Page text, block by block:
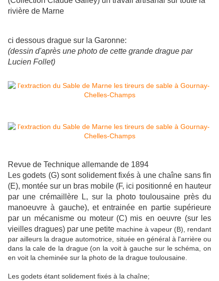
rivière de Marne
ci dessous drague sur la Garonne:
(dessin d'après une photo de cette grande drague par
Lucien Follet)
Revue de Technique allemande de 1894
Les godets (G) sont solidement fixés à une chaîne sans fin
(E), montée sur un bras mobile (F, ici positionné en hauteur
par une crémaillère L, sur la photo toulousaine près du
manoeuvre à gauche), et entrainée en partie supérieure
par un mécanisme ou moteur (C) mis en oeuvre (sur les
vieilles dragues) par une petite machine à vapeur (B), rendant
par ailleurs la drague automotrice, située en général à l'arrière ou
dans la cale de la drague (on la voit à gauche sur le schéma, on
en voit la cheminée sur la photo de la drague toulousaine.
Les godets étant solidement fixés à la chaîne;